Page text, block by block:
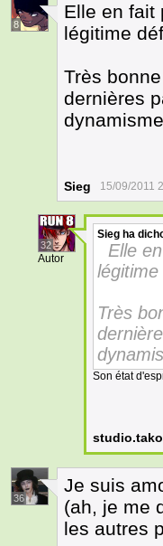
8
Elle en fait
légitime
Très
dernières
Sieg 15/09/2011
32
Autor
Sieg ha
Elle
Très
Son état
36
Je suis
(ah, je me
les autres